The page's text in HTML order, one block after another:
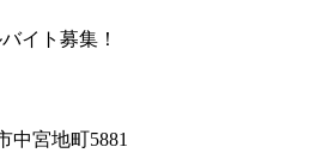
イト募集！
中宮地町5881